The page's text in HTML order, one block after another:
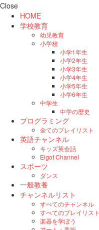
Close
HOME
学校教育
幼児教育
小学校
小学1年生
小学2年生
小学3年生
小学4年生
小学5年生
小学6年生
中学生
中学の歴史
プログラミング
全てのプレイリスト
英語チャンネル
キッズ英会話
Eigot Channel
スポーツ
ダンス
一般教養
チャンネルリスト
すべてのチャンネル
すべてのプレイリスト
楽器を学ぼう